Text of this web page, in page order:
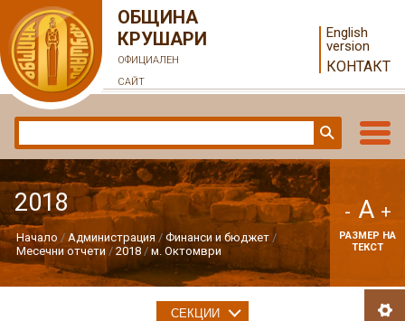
ОБЩИНА
КРУШАРИ
ОФИЦИАЛЕН
САЙТ
English
version
КОНТАКТ
2018
Начало Администрация
Финанси и бюджет
Месечни отчети
2018 м. Октомври
- A +
РАЗМЕР НА
ТЕКСТ
СЕКЦИИ